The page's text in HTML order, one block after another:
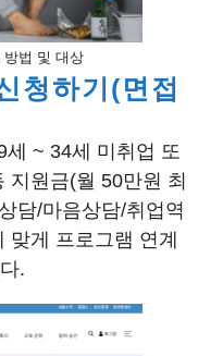
방법 및 대상
청하기(면접
세 ~ 34세 미취업 또
지원금(월 50만원 최
담/마음상담/취업역
게 프로그램 연계
.